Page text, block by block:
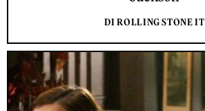
DI ROLLING STONE IT